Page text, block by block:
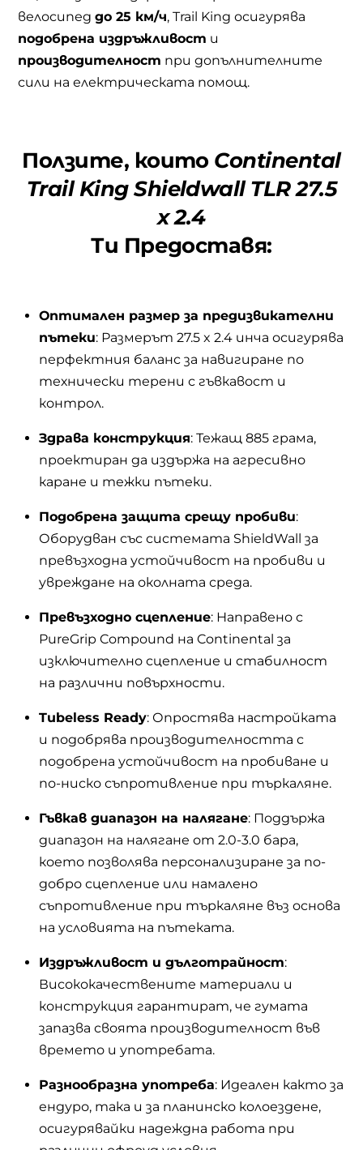
велосипеддо 25 км/ч, Trail King осигурява
подобрена издръжливост и
производителност при допълнителните
сили на електрическата помощ.
Ползите, които Continental
Trail KingShieldwall TLR 27.5
x 2.4
Ти Предоставя:
Оптимален размер за предизвикателни
пътеки: Размерът 27.5 x 2.4 инча осигурява
перфектния баланс за навигиране по
технически терени с гъвкавост и
контрол.
Здрава конструкция: Тежащ 885 грама,
проектиран да издържа на агресивно
каране и тежки пътеки.
Подобрена защита срещу пробиви:
Оборудван със системата ShieldWall за
превъзходна устойчивост на пробиви и
увреждане на околната среда.
Превъзходно сцепление: Направено с
PureGrip Compound на Continental за
изключително сцепление и стабилност
на различни повърхности.
Tubeless Ready: Опростява настройката
и подобрява производителността с
подобрена устойчивост на пробиване и
по-ниско съпротивление при търкаляне.
Гъвкав диапазон на наляганe: Поддържа
диапазон на налягане от 2.0-3.0 бара,
което позволява персонализиране за по-
добро сцепление или намалено
съпротивление при търкаляне въз основа
на условията на пътеката.
Издръжливост и дълготрайност:
Висококачествените материали и
конструкция гарантират, че гумата
запазва своята производителност във
времето и употребата.
Разнообразна употреба: Идеален както за
ендуро, така и за планинско колоездене,
осигурявайки надеждна работа при